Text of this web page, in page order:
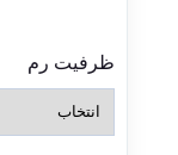
ظرفیت رم